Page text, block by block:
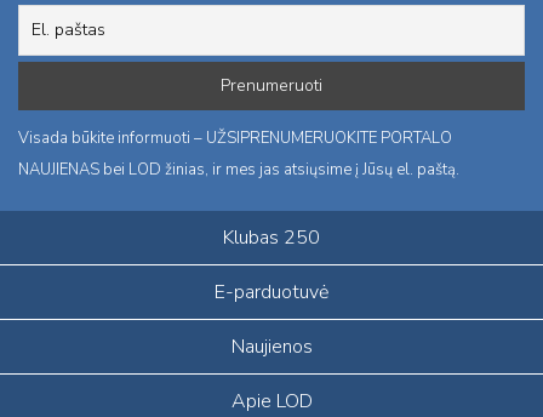
Visada būkite informuoti – UŽSIPRENUMERUOKITE PORTALO
NAUJIENAS bei LOD žinias, ir mes jas atsiųsime į Jūsų el. paštą.
Klubas 250
E-parduotuvė
Naujienos
Apie LOD